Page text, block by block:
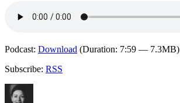
Podcast: Download (Duration: 7:59 — 7.3MB)
Subscribe: RSS